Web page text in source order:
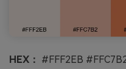
HEX： #FFF2EB